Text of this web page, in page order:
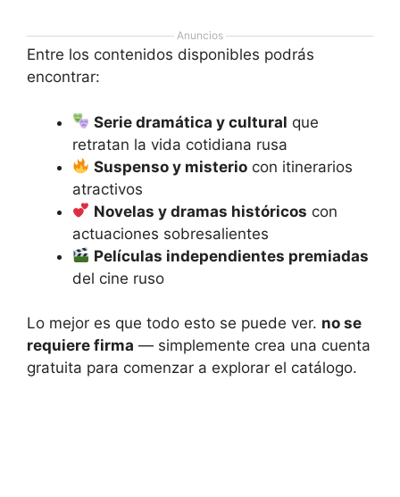
Anuncios
Entre los contenidos disponibles podrás
encontrar:
Serie dramática y cultural que
retratan la vida cotidiana rusa
Suspenso y misterio con itinerarios
atractivos
Novelas y dramas históricos con
actuaciones sobresalientes
Películas independientes premiadas
del cine ruso
Lo mejor es que todo esto se puede ver. no se
requiere firma — simplemente crea una cuenta
gratuita para comenzar a explorar el catálogo.